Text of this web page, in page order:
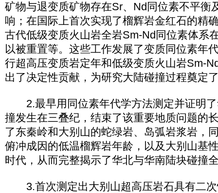
矿物与退变质矿物存在Sr、Nd同位素不平衡
响；在国际上首次实现了榴辉岩金红石的精
古代低级变质火山岩全岩Sm-Nd同位素体系
以被重置等。这些工作发展了变质同位素年
行超高压变质岩定年和低级变质火山岩Sm-
出了决定性贡献，为研究大陆碰撞过程奠定
2.最早用同位素年代学方法测定并证明了
撞发生在三叠纪，结束了该重要地质问题的
了东秦岭和大别山的蛇绿岩、岛弧岩浆岩，
俯冲成因的低温榴辉岩年龄，以及大别山基
时代，从而完整揭示了华北与华南陆块碰撞
3.首次测定出大别山超高压岩石具有二次